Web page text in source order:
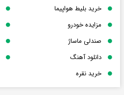
خرید بلیط هواپیما
مزایده خودرو
صندلی ماساژ
دانلود آهنگ
خرید نقره